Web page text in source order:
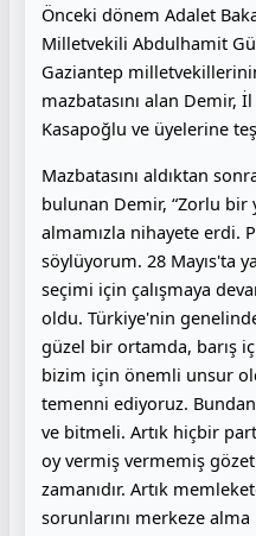
Önceki dönem Adalet
Milletvekili Abdulhamit
Gaziantep
mazbatasını alan Demir,
Kasapoğlu ve üyelerine
Mazbatasını aldıktan
bulunan Demir, “Zorlu bir
almamızla nihayete erdi.
söylüyorum. 28 Mayıs'ta
seçimi için çalışmaya
oldu. Türkiye'nin
güzel bir ortamda, barış
bizim için önemli unsur
temenni ediyoruz.
ve bitmeli. Artık hiçbir
oy vermiş vermemiş
zamanıdır. Artık
sorunlarını merkeze